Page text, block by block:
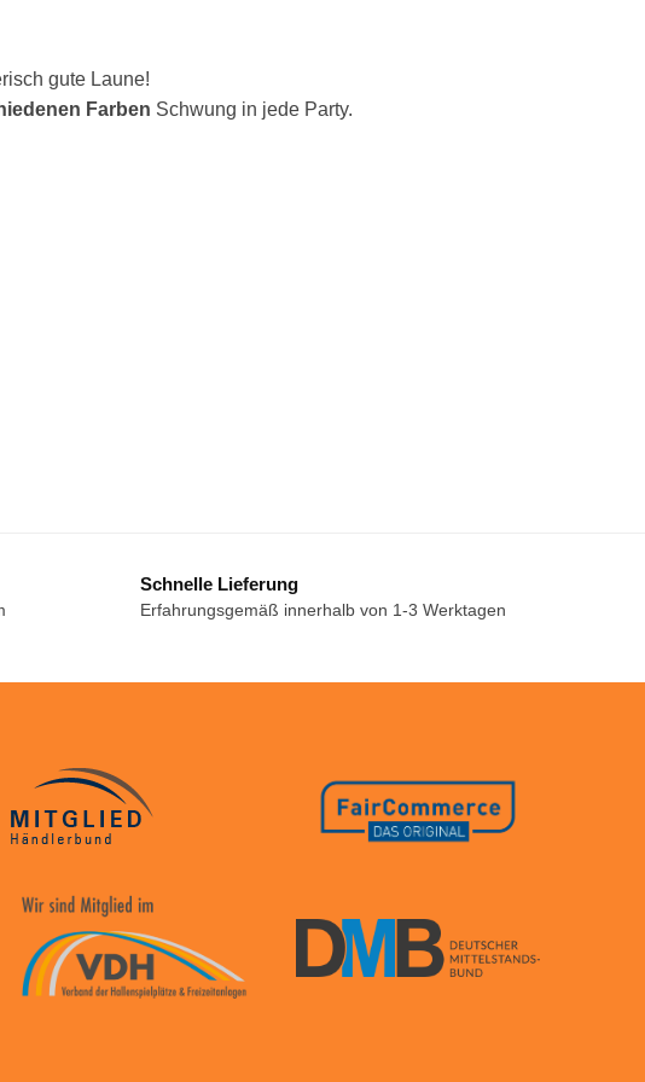
gute Laune!
Farben Schwung in jede Party.
Schnelle Lieferung
Erfahrungsgemäß innerhalb von 1-3 Werktagen